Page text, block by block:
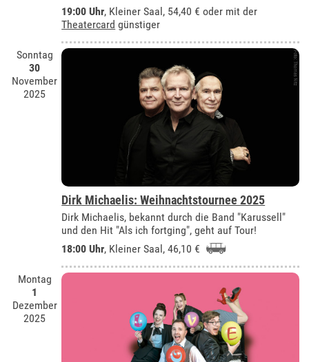
19:00 Uhr, Kleiner Saal, 54,40 € oder mit der
Theatercard günstiger
Sonntag
30
November
2025
Dirk Michaelis: Weihnachtstournee 2025
Dirk Michaelis, bekannt durch die Band "Karussell"
und den Hit "Als ich fortging", geht auf Tour!
18:00 Uhr, Kleiner Saal, 46,10 €
Montag
1
Dezember
2025